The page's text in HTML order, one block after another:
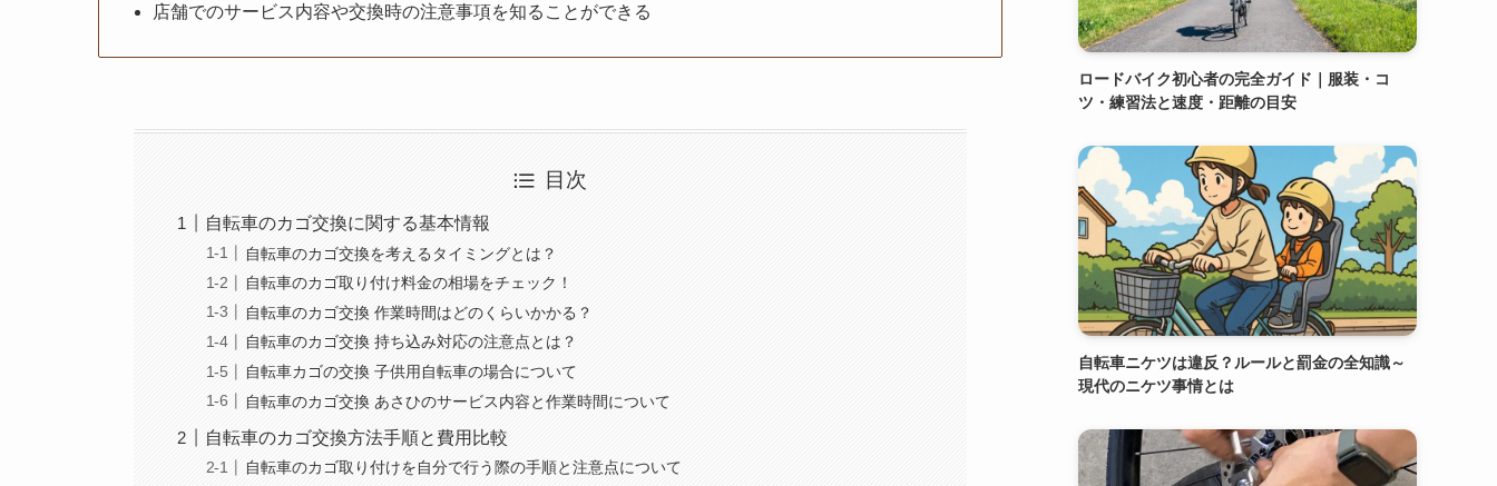
店舗でのサービス内容や交換時の注意事項を知ることができる
目次
自転車のカゴ交換に関する基本情報
自転車のカゴ交換を考えるタイミングとは？
自転車のカゴ取り付け料金の相場をチェック！
自転車のカゴ交換 作業時間はどのくらいかかる？
自転車のカゴ交換 持ち込み対応の注意点とは？
自転車カゴの交換 子供用自転車の場合について
自転車のカゴ交換 あさひのサービス内容と作業時間について
自転車のカゴ交換方法手順と費用比較
自転車のカゴ取り付けを自分で行う際の手順と注意点について
ロードバイク初心者の完全ガイド｜服装・コ
ツ・練習法と速度・距離の目安
自転車ニケツは違反？ルールと罰金の全知識～
現代のニケツ事情とは